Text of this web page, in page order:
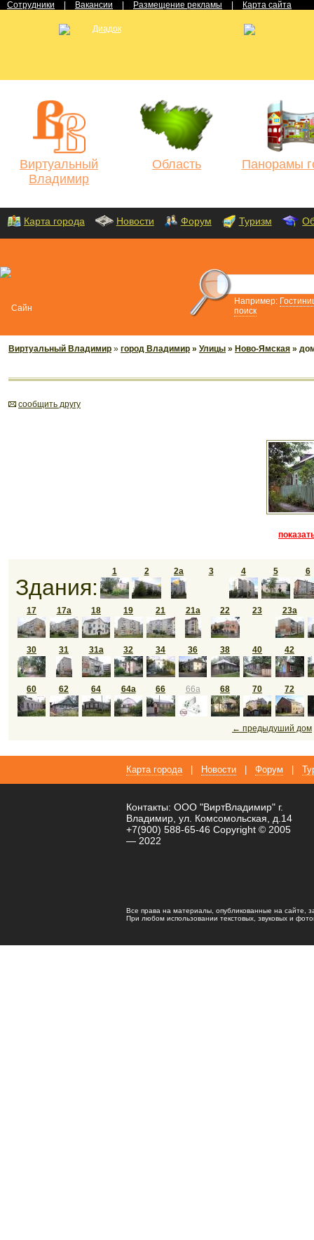
Сотрудники Вакансии Размещение рекламы Карта сайта
Виртуальный
Владимир
Область Панорамы
Карта города Новости Форум Туризм
Например:
поиск
Виртуальный Владимир » город Владимир » Улицы » Ново-Ямская »
cообщить другу
Здания:
1 2 2а 3 4 5 6
17 17а 18 19 21 21а 22 23 23а
30 31 31а 32 34 36 38 40 42
60 62 64 64а 66 66а 68 70 72
← предыдуший дом
Карта города Новости Форум
Контакты: ООО "ВиртВладимир" г.
Владимир, ул. Комсомольская, д.14
+7(900) 588-65-46 Copyright © 2005
— 2022
Все права на материалы, опубликованные на сайте,
При любом использовании текстовых, звуковых и